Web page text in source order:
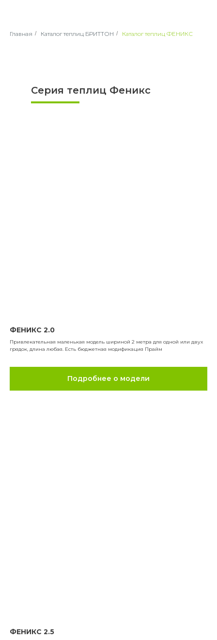
Главная / Каталог теплиц БРИТТОН / Каталог теплиц ФЕНИКС
Серия теплиц Феникс
ФЕНИКС 2.0
Привлекательная маленькая модель шириной 2 метра для одной или двух
грядок, длина любая. Есть бюджетная модификация Прайм
Подробнее о модели
ФЕНИКС 2.5